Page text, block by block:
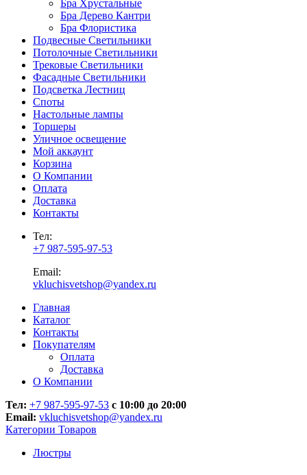
Бра Хрустальные
Бра Дерево Кантри
Бра Флористика
Подвесные Светильники
Потолочные Светильники
Трековые Светильники
Фасадные Светильники
Подсветка Лестниц
Споты
Настольные лампы
Торшеры
Уличное освещение
Мой аккаунт
Корзина
О Компании
Оплата
Доставка
Контакты
Тел:
+7 987-595-97-53
Email:
vkluchisvetshop@yandex.ru
Главная
Каталог
Контакты
Покупателям
Оплата
Доставка
О Компании
Тел: +7 987-595-97-53 с 10:00 до 20:00
Email: vkluchisvetshop@yandex.ru
Категории Товаров
Люстры